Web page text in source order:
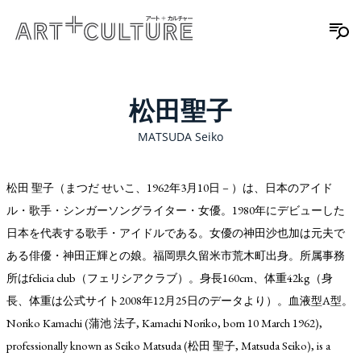
松田聖子
MATSUDA Seiko
松田 聖子（まつだ せいこ、1962年3月10日 – ）は、日本のアイド
ル・歌手・シンガーソングライター・女優。1980年にデビューした
日本を代表する歌手・アイドルである。女優の神田沙也加は元夫で
ある俳優・神田正輝との娘。福岡県久留米市荒木町出身。所属事務
所はfelicia club（フェリシアクラブ）。身長160cm、体重42kg（身
長、体重は公式サイト2008年12月25日のデータより）。血液型A型。
Noriko Kamachi (蒲池 法子, Kamachi Noriko, born 10 March 1962),
professionally known as Seiko Matsuda (松田 聖子, Matsuda Seiko), is a